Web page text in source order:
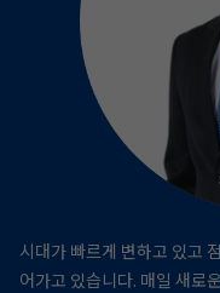
시대가 빠르게 변하고 있고
어가고 있습니다. 매일 새로